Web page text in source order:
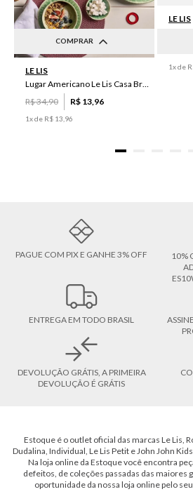
COMPRAR
LE LIS
Lugar Americano Le Lis Casa Brenda
R$34,90 R$ 13 96
1x de R$ 13 96
LE LIS
1x de
PAGUE COM PIX E GANHE 3% OFF
10%
ENTREGA EM TODO BRASIL
DEVOLUÇÃO GRÁTIS, A PRIMEIRA
DEVOLUÇÃO É GRÁTIS
Estoque é o outlet oficial das marcas Le Lis,
Dudalina, Individual, Le Lis Petit e John John
Na loja online da Estoque você encontra
defeitos, de coleções passadas das maiores
oportunidade da nossa loja online pelo